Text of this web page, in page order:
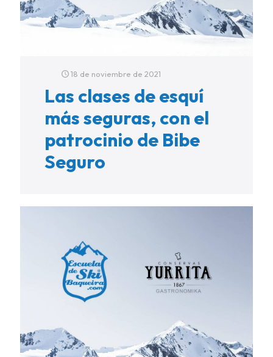
18 de noviembre de 2021
Las clases de esquí
más seguras, con el
patrocinio de Bibe
Seguro